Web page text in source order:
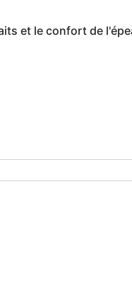
et le confort de